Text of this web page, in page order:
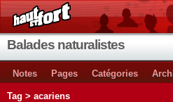
Balades naturalistes
Notes Pages Catégories
Tag > acariens